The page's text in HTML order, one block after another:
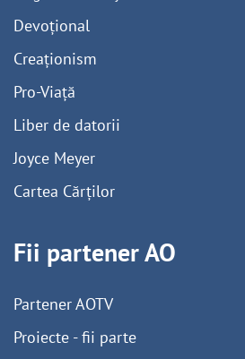
Devoțional
Creaționism
Pro-Viață
Liber de datorii
Joyce Meyer
Cartea Cărților
Fii partener AO
Partener AOTV
Proiecte - fii parte